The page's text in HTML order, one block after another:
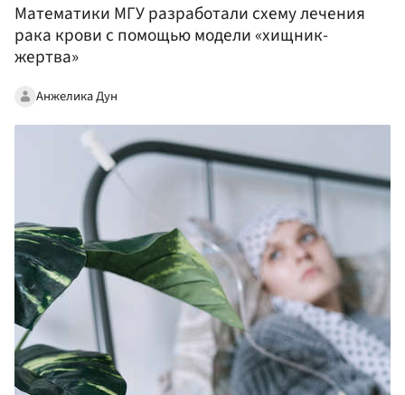
Математики МГУ разработали схему лечения
рака крови с помощью модели «хищник-
жертва»
Анжелика Дун